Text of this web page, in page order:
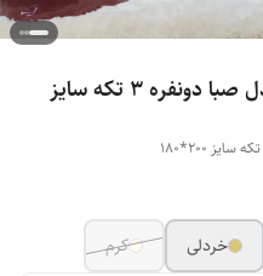
سرویس ملحفه متین دوخت مدل صبا دونفره 3 تکه سایز
خردلی کرم